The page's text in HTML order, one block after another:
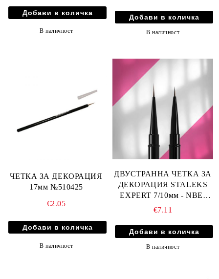
В наличност В наличност
ЧЕТКА ЗА ДЕКОРАЦИЯ
17мм №510425
€2.05
В наличност
ДВУСТРАННА ЧЕТКА ЗА
ДЕКОРАЦИЯ STALEKS
EXPERT 7/10мм - NBE-
01/03
€7.11
В наличност